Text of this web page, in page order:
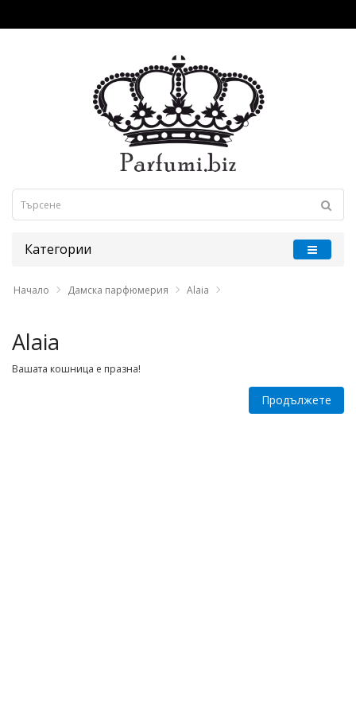
Категории
Начало Дамска парфюмерия Alaia
Alaia
Вашата кошница е празна!
Продължете